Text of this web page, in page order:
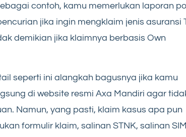
contoh, kamu memerlukan laporan
jika ingin mengklaim jenis asuransi
demikian jika klaimnya berbasis Own
seperti ini alangkah bagusnya jika kamu
di website resmi Axa Mandiri agar
Namun, yang pasti, klaim kasus apa pun
formulir klaim, salinan STNK, salinan